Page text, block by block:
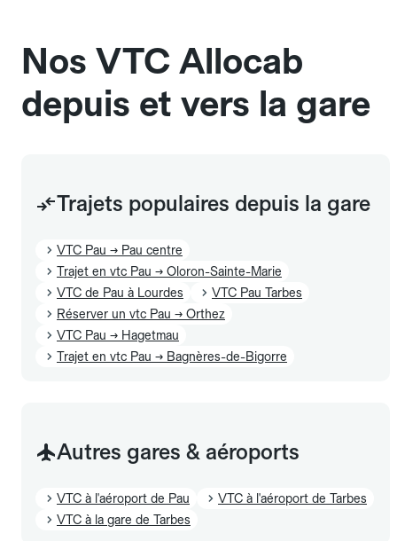
Nos VTC Allocab
depuis et vers la gare
Trajets populaires depuis la gare
VTC Pau → Pau centre
Trajet en vtc Pau → Oloron-Sainte-Marie
VTC de Pau à Lourdes
VTC Pau Tarbes
Réserver un vtc Pau → Orthez
VTC Pau → Hagetmau
Trajet en vtc Pau → Bagnères-de-Bigorre
Autres gares & aéroports
VTC à l'aéroport de Pau
VTC à l'aéroport de Tarbes
VTC à la gare de Tarbes